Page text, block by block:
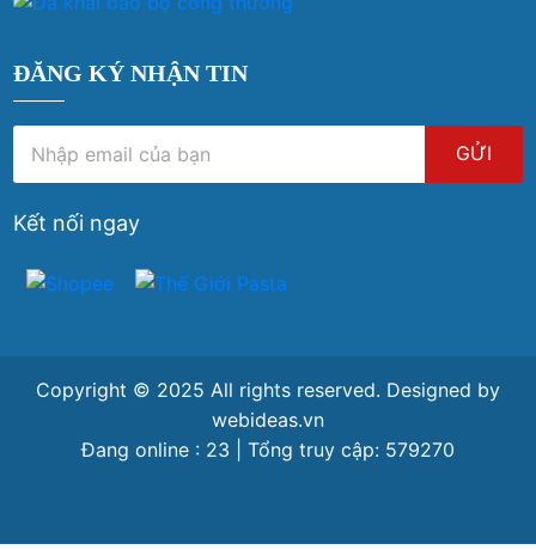
ĐĂNG KÝ NHẬN TIN
GỬI
Kết nối ngay
Copyright © 2025 All rights reserved. Designed by
webideas.vn
Đang online : 23 | Tổng truy cập: 579270